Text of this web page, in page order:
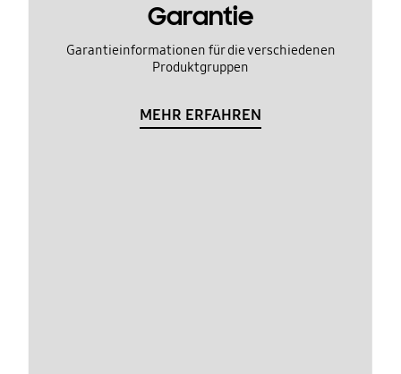
Garantie
Garantieinformationen für die verschiedenen
Produktgruppen
MEHR ERFAHREN